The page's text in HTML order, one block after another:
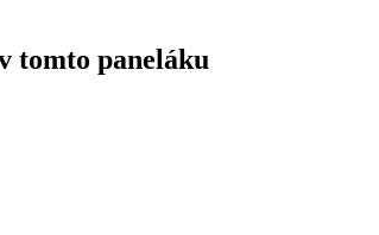
tomto paneláku